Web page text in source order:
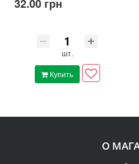
32.00 грн
шт.
Купить
О